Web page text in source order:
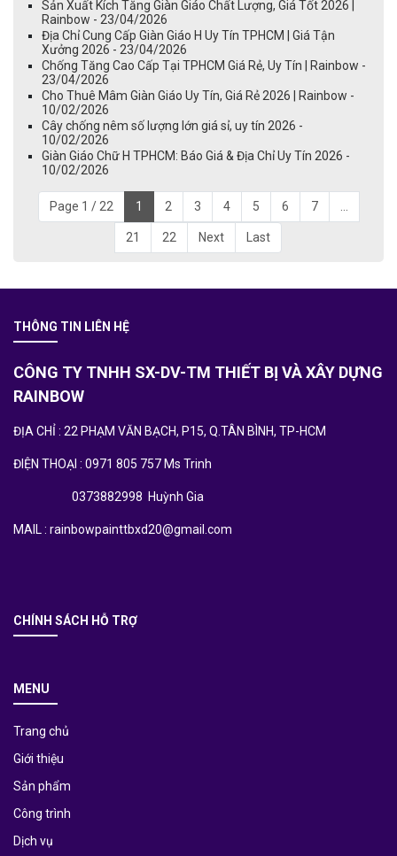
Sản Xuất Kích Tăng Giàn Giáo Chất Lượng, Giá Tốt 2026 |
Rainbow - 23/04/2026
Địa Chỉ Cung Cấp Giàn Giáo H Uy Tín TPHCM | Giá Tận
Xưởng 2026 - 23/04/2026
Chống Tăng Cao Cấp Tại TPHCM Giá Rẻ, Uy Tín | Rainbow -
23/04/2026
Cho Thuê Mâm Giàn Giáo Uy Tín, Giá Rẻ 2026 | Rainbow -
10/02/2026
Cây chống nêm số lượng lớn giá sỉ, uy tín 2026 -
10/02/2026
Giàn Giáo Chữ H TPHCM: Báo Giá & Địa Chỉ Uy Tín 2026 -
10/02/2026
Page 1 / 22 1 2 3 4 5 6 7
21 22 Next Last
THÔNG TIN LIÊN HỆ
CÔNG TY TNHH SX-DV-TM THIẾT BỊ VÀ XÂY DỰNG
RAINBOW
ĐỊA CHỈ : 22 PHẠM VĂN BẠCH, P15, Q.TÂN BÌNH, TP-HCM
ĐIỆN THOẠI : 0971 805 757 Ms Trinh
0373882998 Huỳnh Gia
MAIL : rainbowpainttbxd20@gmail.com
CHÍNH SÁCH HỖ TRỢ
MENU
Trang chủ
Giới thiệu
Sản phẩm
Công trình
Dịch vụ